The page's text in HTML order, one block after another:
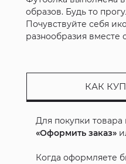
образов. Будь то
Почувствуйте себя
разнообразия вместе
КАК
Для покупки
«Оформить заказ»
Когда оформляете